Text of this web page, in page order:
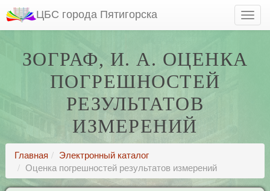
ЦБС города Пятигорска
ЗОГРАФ, И. А. ОЦЕНКА
ПОГРЕШНОСТЕЙ
РЕЗУЛЬТАТОВ
ИЗМЕРЕНИЙ
Главная
Электронный каталог
Оценка погрешностей результатов измерений